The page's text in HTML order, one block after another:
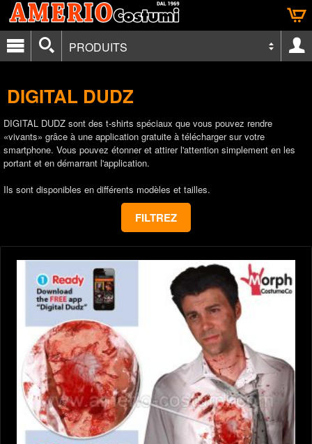
PRODUITS
DIGITAL DUDZ
DIGITAL DUDZ sont des t-shirts spéciaux que vous pouvez rendre
«vivants» grâce à une application gratuite à télécharger sur votre
smartphone. Vous pouvez étonner et attirer l'attention simplement en les
portant et en démarrant l'application.
Ils sont disponibles en différents modèles et tailles.
FILTREZ